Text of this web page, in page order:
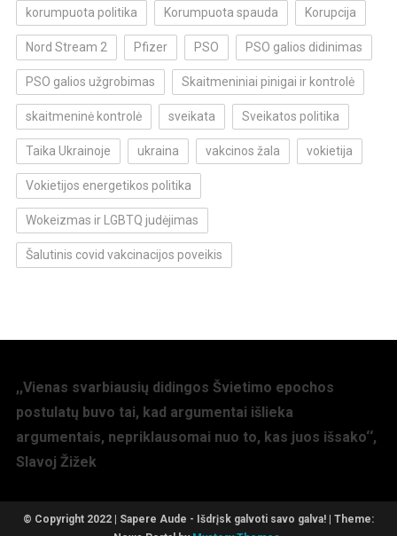
korumpuota politika Korumpuota spauda Korupcija
Nord Stream 2 Pfizer PSO PSO galios didinimas
PSO galios užgrobimas Skaitmeniniai pinigai ir kontrolė
skaitmeninė kontrolė sveikata Sveikatos politika
Taika Ukrainoje ukraina vakcinos žala vokietija
Vokietijos energetikos politika
Wokeizmas ir LGBTQ judėjimas
Šalutinis covid vakcinacijos poveikis
,,Vienas svarbiausių didingos Švietimo epochos
postulatų buvo tai, kad argumentai išlieka
argumentais, nepriklausomai nuo to, kas juos išsako‘‘,
Slavoj Žižek
© Copyright 2022 | Sapere Aude - Išdrįsk galvoti savo galva! | Theme: